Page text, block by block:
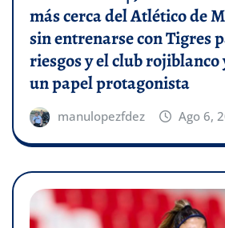
más cerca del Atlético de
sin entrenarse con Tigres
riesgos y el club rojiblanco
un papel protagonista
manulopezfdez Ago 6,